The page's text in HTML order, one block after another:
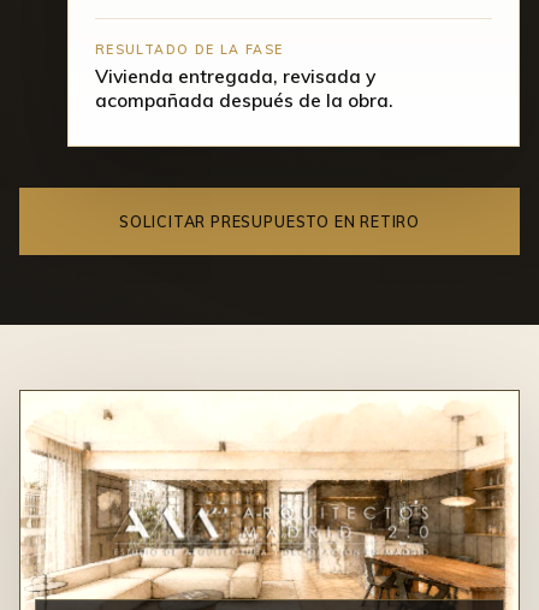
RESULTADO DE LA FASE
Vivienda entregada, revisada y
acompañada después de la obra.
SOLICITAR PRESUPUESTO EN RETIRO